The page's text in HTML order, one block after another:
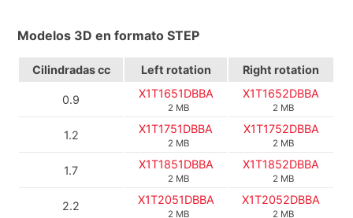
Modelos 3D en formato STEP
Cilindradas cc Left rotation Right rotation
0.9 X1T1651DBBA
2 MB
X1T1652DBBA
2 MB
1.2 X1T1751DBBA
2 MB
X1T1752DBBA
2 MB
1.7 X1T1851DBBA
2 MB
X1T1852DBBA
2 MB
2.2 X1T2051DBBA
2 MB
X1T2052DBBA
2 MB